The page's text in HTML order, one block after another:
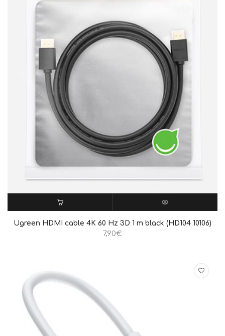
ΠΡΟΣΘΉΚΗ ΣΤΟ ΚΑΛΆΘΙ QUICK VIEW
Ugreen HDMI cable 4K 60 Hz 3D 1 m black (HD104 10106)
7,90€